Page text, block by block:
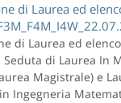
di Laurea ed
di Laurea ed
di Laurea In
Magistrale) e
Ingegneria